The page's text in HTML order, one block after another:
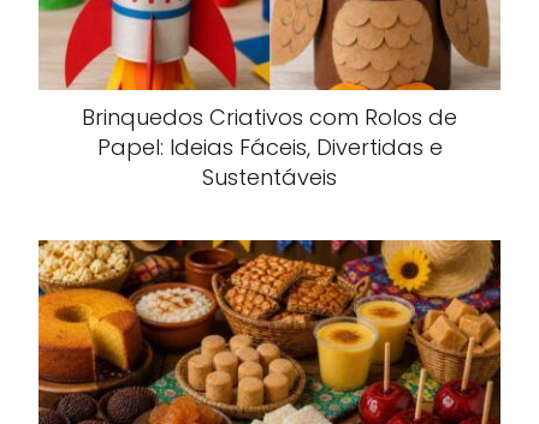
Brinquedos Criativos com Rolos de
Papel: Ideias Fáceis, Divertidas e
Sustentáveis